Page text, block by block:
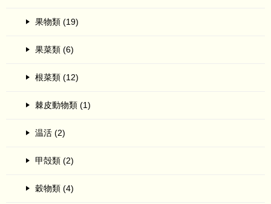
果物類 (19)
果菜類 (6)
根菜類 (12)
棘皮動物類 (1)
温活 (2)
甲殻類 (2)
穀物類 (4)